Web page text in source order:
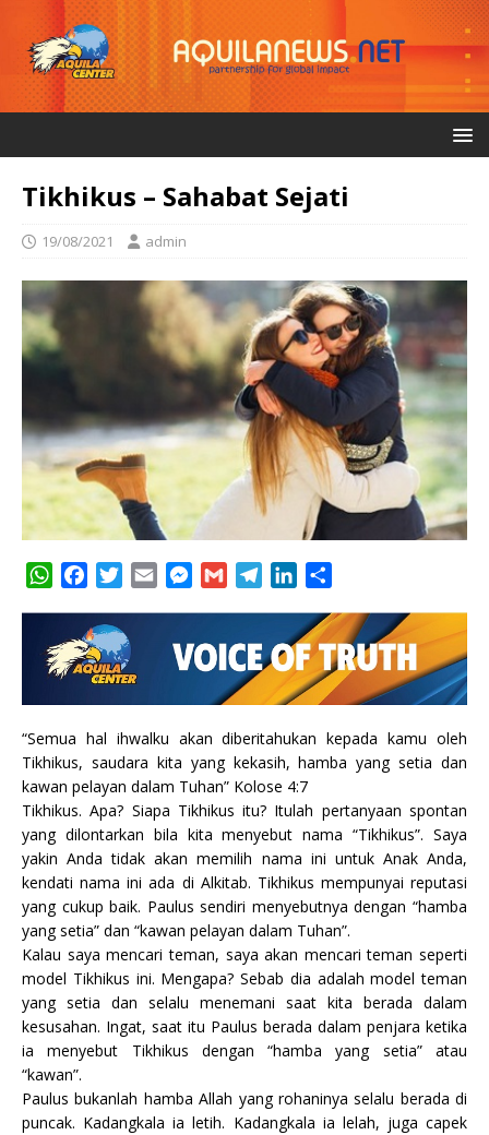
Tikhikus – Sahabat Sejati
19/08/2021 admin
W
t
s
A
p
p
c
e
b
o
o
k
i
t
t
e
r
M
s
e
n
g
e
r
G
i
e
g
r
a
m
n
k
e
d
I
n
a
r
e
“Semua hal ihwalku akan diberitahukan kepada kamu oleh
Tikhikus, saudara kita yang kekasih, hamba yang setia dan
kawan pelayan dalam Tuhan” Kolose 4:7
Tikhikus. Apa? Siapa Tikhikus itu? Itulah pertanyaan spontan
yang dilontarkan bila kita menyebut nama “Tikhikus”. Saya
yakin Anda tidak akan memilih nama ini untuk Anak Anda,
kendati nama ini ada di Alkitab. Tikhikus mempunyai reputasi
yang cukup baik. Paulus sendiri menyebutnya dengan “hamba
yang setia” dan “kawan pelayan dalam Tuhan”.
Kalau saya mencari teman, saya akan mencari teman seperti
model Tikhikus ini. Mengapa? Sebab dia adalah model teman
yang setia dan selalu menemani saat kita berada dalam
kesusahan. Ingat, saat itu Paulus berada dalam penjara ketika
ia menyebut Tikhikus dengan “hamba yang setia” atau
“kawan”.
Paulus bukanlah hamba Allah yang rohaninya selalu berada di
puncak. Kadangkala ia letih. Kadangkala ia lelah, juga capek